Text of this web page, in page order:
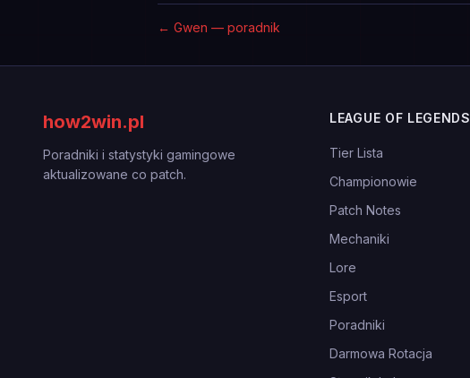
← Gwen — poradnik
how2win.pl
Poradniki i statystyki gamingowe
aktualizowane co patch.
LEAGUE OF LEGENDS
Tier Lista
Championowie
Patch Notes
Mechaniki
Lore
Esport
Poradniki
Darmowa Rotacja